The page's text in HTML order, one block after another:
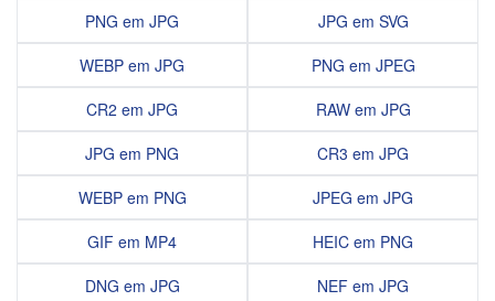
PNG em JPG
WEBP em JPG
CR2 em JPG
JPG em PNG
WEBP em PNG
GIF em MP4
DNG em JPG
JPG em SVG
PNG em JPEG
RAW em JPG
CR3 em JPG
JPEG em JPG
HEIC em PNG
NEF em JPG